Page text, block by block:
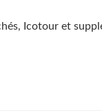
Icotour et